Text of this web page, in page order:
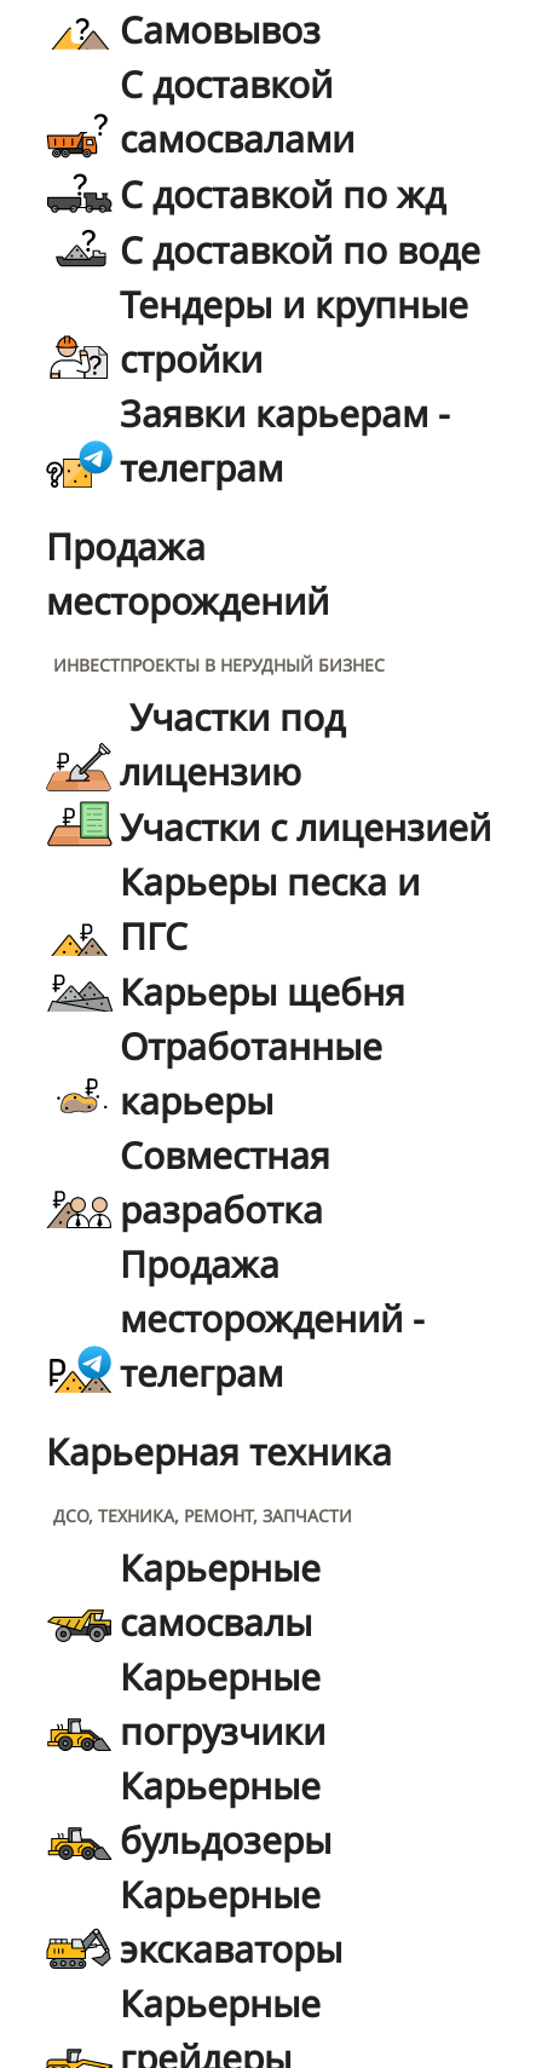
Самовывоз
С доставкой
самосвалами
С доставкой по жд
С доставкой по воде
Тендеры и крупные
стройки
Заявки карьерам -
телеграм
Продажа
месторождений
ИНВЕСТПРОЕКТЫ В НЕРУДНЫЙ БИЗНЕС
Участки под
лицензию
Участки с лицензией
Карьеры песка и
ПГС
Карьеры щебня
Отработанные
карьеры
Совместная
разработка
Продажа
месторождений -
телеграм
Карьерная техника
ДСО, ТЕХНИКА, РЕМОНТ, ЗАПЧАСТИ
Карьерные
самосвалы
Карьерные
погрузчики
Карьерные
бульдозеры
Карьерные
экскаваторы
Карьерные
грейдеры